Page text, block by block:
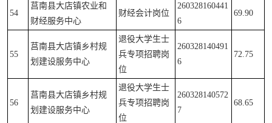
54
莒南县大店镇农业和
财经服务中心
财经会计岗位
260328160441
6
69.90
55
莒南县大店镇乡村规
划建设服务中心
退役大学生士
兵专项招聘岗
位
260328140491
6
72.75
56
莒南县大店镇乡村规
划建设服务中心
退役大学生士
兵专项招聘岗
位
260328140572
7
68.65